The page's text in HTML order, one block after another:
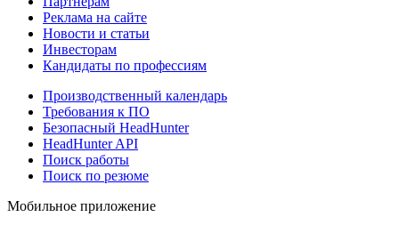
Реклама на сайте
Новости и статьи
Инвесторам
Кандидаты по профессиям
Производственный календарь
Требования к ПО
Безопасный HeadHunter
HeadHunter API
Поиск работы
Поиск по резюме
Мобильное приложение